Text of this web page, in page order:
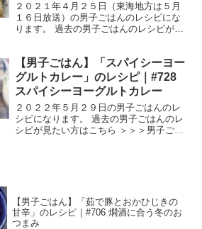
２０２１年４月２５日（東海地方は５月
１６日放送）の男子ごはんのレシピにな
ります。 過去の男子ごはんのレシピが見
典：） 材料 豚こま切れ肉 ５０gキャベ
ツ ５０g焼きそ...
【男子ごはん】「スパイシーヨー
グルトカレー」のレシピ｜#728
スパイシーヨーグルトカレー
２０２２年５月２９日の男子ごはんのレ
シピになります。 過去の男子ごはんのレ
シピが見たい方はこちら ＞＞＞男子ごは
【男子ごはん】「茹で豚とおかひじきの
甘辛」のレシピ｜#706 燗酒に合う冬のお
つまみ